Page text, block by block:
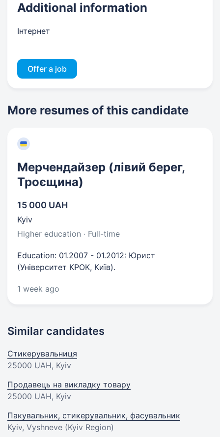
Additional information
Інтернет
Offer a job
More resumes of this candidate
Мерчендайзер (лівий берег,
Троєщина)
15 000 UAH
Kyiv
Higher education · Full-time
Education: 01.2007 - 01.2012: Юрист
(Університет КРОК, Київ).
1 week ago
Similar candidates
Стикерувальниця
25000 UAH, Kyiv
Продавець на викладку товару
25000 UAH, Kyiv
Пакувальник, стикерувальник, фасувальник
Kyiv, Vyshneve (Kyiv Region)